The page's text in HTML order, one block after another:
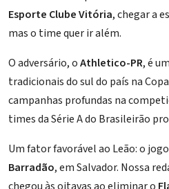
Esporte Clube Vitória, chegar a
mas o time quer ir além.
O adversário, oAthletico-PR, é
tradicionais do sul do país na
campanhas profundas na
times da Série A do Brasileirão
Um fator favorável ao Leão: o
Barradão, em Salvador. Nossa